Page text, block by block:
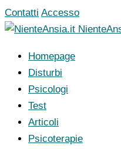
Vai
al
Contatti Accesso
Homepage
Disturbi
Psicologi
Test
Articoli
Psicoterapie